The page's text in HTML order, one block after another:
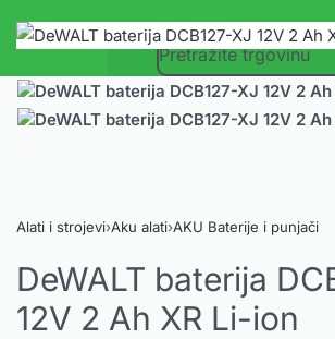
Alati i strojevi›Aku alati›AKU Baterije i punjači
DeWALT baterija
12V 2 Ah XR Li-ion